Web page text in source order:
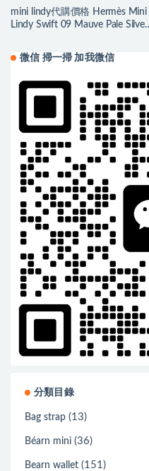
mini lindy代購價格 Hermès Mini
Lindy Swift 09 Mauve Pale Silver
微信 掃一掃 加我微信
分類目錄
Bag strap (13)
Béarn mini (36)
Bearn wallet (151)